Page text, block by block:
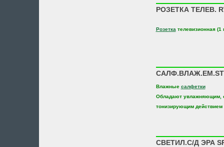
РОЗЕТКА ТЕЛЕВ.
Розетка телевизионная (1
Влажные салфетки
Обладают увлажняющим,
тонизирующим действием
СВЕТИЛ.С/Д ЭРА